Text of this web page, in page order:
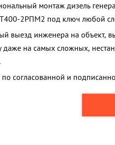
монтаж дизель
2РПМ2 под ключ любой
выезд инженера на объект,
даже на самых сложных,
по согласованной и